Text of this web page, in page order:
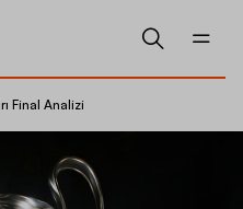
Final Analizi